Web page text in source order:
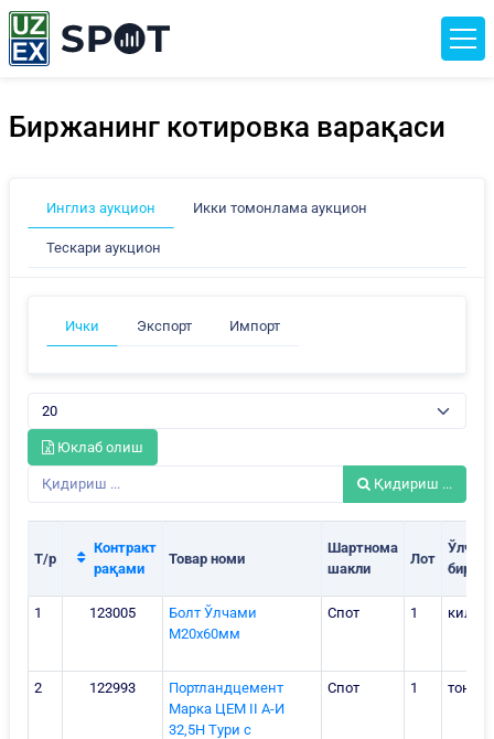
Биржанинг котировка варақаси
Инглиз аукцион Икки томонлама аукцион
Тескари аукцион
Ички Экспорт Импорт
Юклаб олиш
Қидириш ...
Т/р
Контракт
рақами
Товар номи
Шартнома
шакли
Лот
Ўлчов
1 123005
Болт Ўлчами
М20х60мм
Спот 1
2 122993
Портландцемент
Марка ЦЕМ II А-И
32,5Н Тури с
Спот 1 тонна